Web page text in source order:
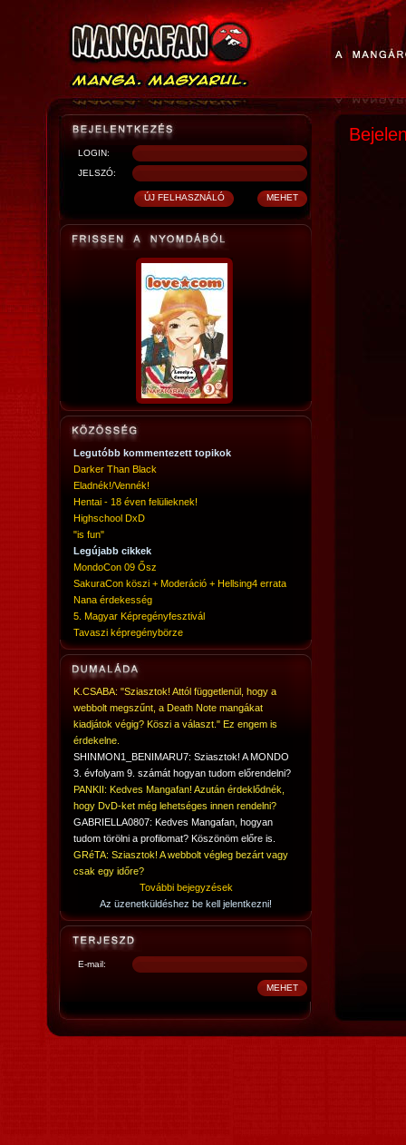
LOGIN:
JELSZÓ:
Legutóbb kommentezett topikok
Darker Than Black
Eladnék!/Vennék!
Hentai - 18 éven felülieknek!
Highschool DxD
"is fun"
Legújabb cikkek
MondoCon 09 Ősz
SakuraCon köszi + Moderáció + Hellsing4 errata
Nana érdekesség
5. Magyar Képregényfesztivál
Tavaszi képregénybörze
K.CSABA: "Sziasztok! Attól függetlenül, hogy a
webbolt megszűnt, a Death Note mangákat
kiadjátok végig? Köszi a választ." Ez engem is
érdekelne.
SHINMON1_BENIMARU7: Sziasztok! A MONDO
3. évfolyam 9. számát hogyan tudom előrendelni?
PANKII: Kedves Mangafan! Azután érdeklődnék,
hogy DvD-ket még lehetséges innen rendelni?
GABRIELLA0807: Kedves Mangafan, hogyan
tudom törölni a profilomat? Köszönöm előre is.
GRéTA: Sziasztok! A webbolt végleg bezárt vagy
csak egy időre?
További bejegyzések
Az üzenetküldéshez be kell jelentkezni!
E-mail: